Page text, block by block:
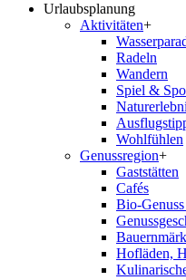
Urlaubsplanung
Aktivitäten+
Radeln
Wandern
Spiel &
Wohlfühlen
Genussregion+
Gaststätten
Cafés
Bio-
Hofläden,